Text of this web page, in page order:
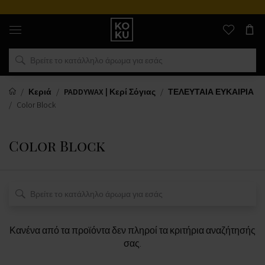
Αυθεντικά
αρώματα
και
ρολόγια
σε
μέρος
Κεριά
PADDYWAX | Κερί Σόγιας
ΤΕΛΕΥΤΑΙΑ ΕΥΚΑΙΡΙΑ
Color Block
Color Block
Κανένα από τα προϊόντα δεν πληροί τα κριτήρια αναζήτησής
σας.